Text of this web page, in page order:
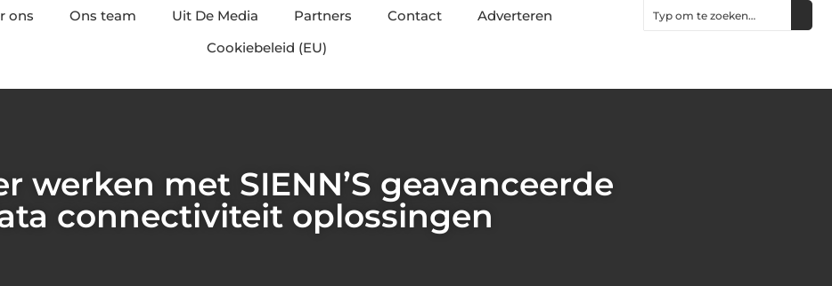
ons Ons team Uit De Media Partners Contact
Adverteren
Cookiebeleid (EU)
werken met SIENN’S geavanceerde
connectiviteit oplossingen